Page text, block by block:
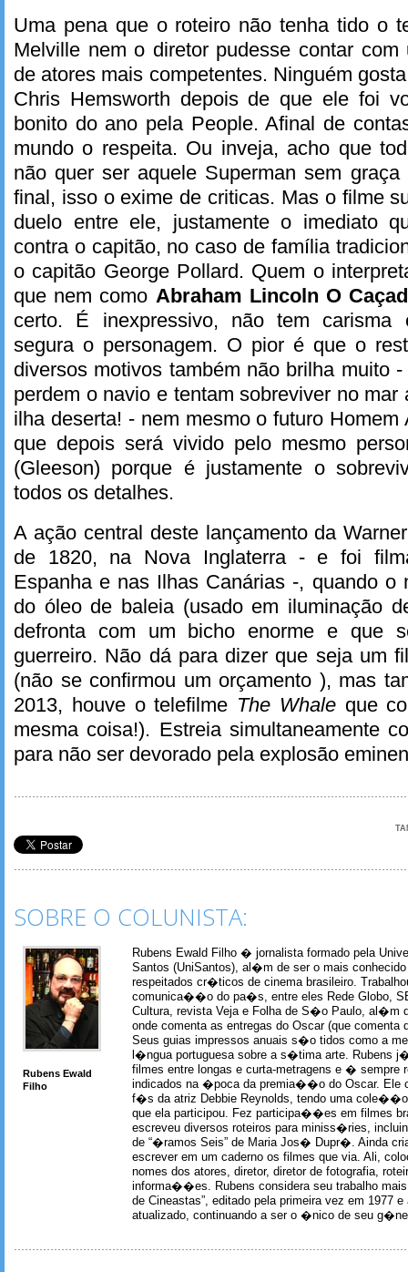
Uma pena que o roteiro não tenha tido o
Melville nem o diretor pudesse contar
de atores mais competentes. Ninguém
Chris Hemsworth depois de que ele foi
bonito do ano pela People. Afinal de
mundo o respeita. Ou inveja, acho que
não quer ser aquele Superman sem
final, isso o exime de criticas. Mas o filme
duelo entre ele, justamente o imediato
contra o capitão, no caso de família
o capitão George Pollard. Quem o
que nem como Abraham Lincoln O
certo. É inexpressivo, não tem carisma
segura o personagem. O pior é que o
diversos motivos também não brilha muito
perdem o navio e tentam sobreviver no mar
ilha deserta! - nem mesmo o futuro Homem
que depois será vivido pelo mesmo
(Gleeson) porque é justamente o
todos os detalhes.
A ação central deste lançamento da
de 1820, na Nova Inglaterra - e foi
Espanha e nas Ilhas Canárias -, quando o
do óleo de baleia (usado em iluminação
defronta com um bicho enorme e que
guerreiro. Não dá para dizer que seja um
(não se confirmou um orçamento ), mas
2013, houve o telefilme The Whaleque
mesma coisa!). Estreia simultaneamente
para não ser devorado pela explosão
SOBRE O COLUNISTA:
Rubens Ewald
Filho
Rubens Ewald Filho � jornalista formado pela
Santos (UniSantos), al�m de ser o mais
respeitados cr�ticos de cinema brasileiro.
comunica��o do pa�s, entre eles Rede Globo,
Cultura, revista Veja e Folha de S�o Paulo, al�m
onde comenta as entregas do Oscar (que comenta
Seus guias impressos anuais s�o tidos como a
l�ngua portuguesa sobre a s�tima arte. Rubens
filmes entre longas e curta-metragens e � sempre
indicados na �poca da premia��o do Oscar. Ele
f�s da atriz Debbie Reynolds, tendo uma
que ela participou. Fez participa��es em filmes
escreveu diversos roteiros para miniss�ries,
de “�ramos Seis” de Maria Jos� Dupr�. Ainda
escrever em um caderno os filmes que via. Ali,
nomes dos atores, diretor, diretor de fotografia,
informa��es. Rubens considera seu trabalho
de Cineastas”, editado pela primeira vez em 1977 e
atualizado, continuando a ser o �nico de seu